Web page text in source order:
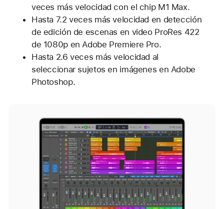
veces más velocidad con el chip M1 Max.
Hasta 7.2 veces más velocidad en detección
de edición de escenas en video ProRes 422
de 1080p en Adobe Premiere Pro.
Hasta 2.6 veces más velocidad al
seleccionar sujetos en imágenes en Adobe
Photoshop.